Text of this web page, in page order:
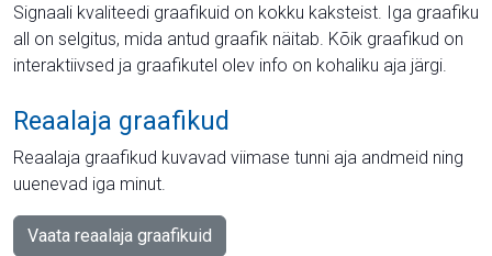
Signaali kvaliteedi graafikuid on kokku kaksteist. Iga graafiku
all on selgitus, mida antud graafik näitab. Kõik graafikud on
interaktiivsed ja graafikutel olev info on kohaliku aja järgi.
Reaalaja graafikud
Reaalaja graafikud kuvavad viimase tunni aja andmeid ning
uuenevad iga minut.
Vaata reaalaja graafikuid